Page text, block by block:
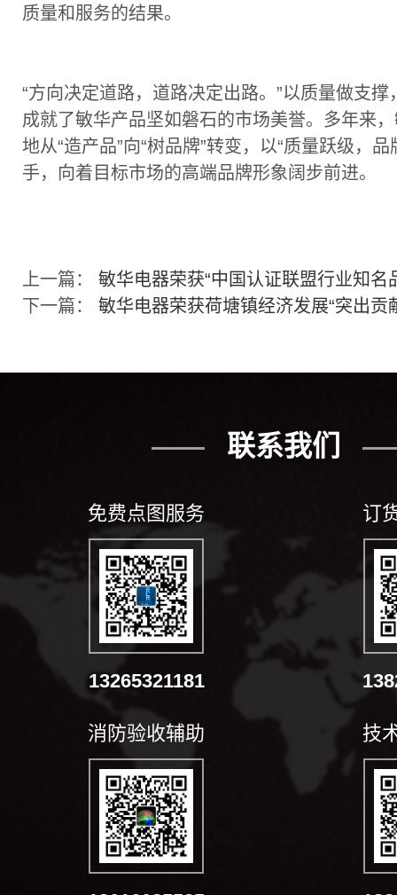
质量和服务的结果。
“方向决定道路，道路决定出路。”以质量做支
成就了敏华产品坚如磐石的市场美誉。多年来
地从“造产品”向“树品牌”转变，以“质量跃级，
手，向着目标市场的高端品牌形象阔步前进。
上一篇： 敏华电器荣获“中国认证联盟行业知名
下一篇： 敏华电器荣获荷塘镇经济发展“突出贡
联系我们
免费点图服务
13265321181
订
消防验收辅助 技